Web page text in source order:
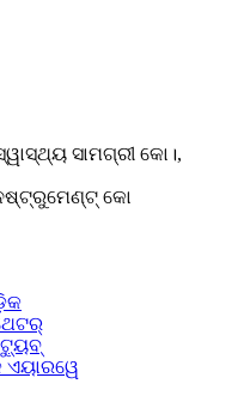
ସାମଗ୍ରୀ କୋ।,
କୋ
ଏୟାରୱେ